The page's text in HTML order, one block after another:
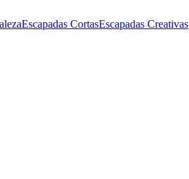
Escapadas CortasEscapadas Creativas